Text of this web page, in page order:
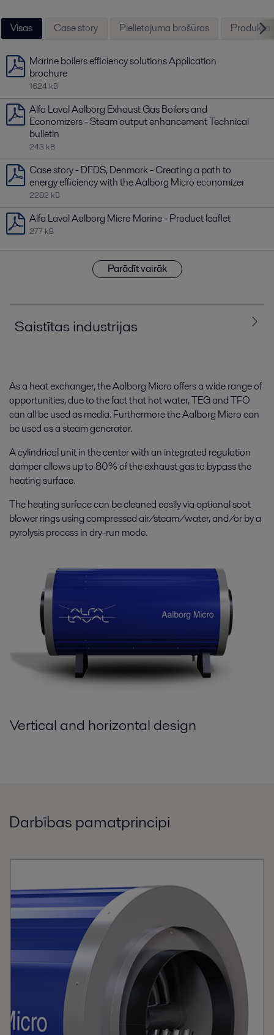
Visas Case story Pielietojuma brošūras Produkta
Marine boilers efficiency solutions Application
brochure
1624 kB
Alfa Laval Aalborg Exhaust Gas Boilers and
Economizers - Steam output enhancement Technical
bulletin
243 kB
Case story - DFDS, Denmark - Creating a path to
energy efficiency with the Aalborg Micro economizer
2282 kB
Alfa Laval Aalborg Micro Marine - Product leaflet
277 kB
Parādīt vairāk
Saistītas industrijas
Iekārtas kuģiem un Pārtika, piena produkti un dzērieni
Alfa Laval plākšņu siltummaiņiem un sistēmām ir liela nozīme
centralizētās siltumapgādes nodrošināšanā.
Iekārtas kuģiem
Neatkarīgi no tā, vai būvējat kuģus vai kuģojat ar tiem, jums ir
nepieciešami risinājumi, kas jūs izvirza priekšā. Alfa Laval sadarbojas ar
jums, lai nodrošinātu efektīvu un uzticamu darbību, atbilstī
As a heat exchanger, the Aalborg Micro offers a wide range of
opportunities, due to the fact that hot water, TEG and TFO
can all be used as media. Furthermore the Aalborg Micro can
be used as a steam generator.
A cylindrical unit in the center with an integrated regulation
damper allows up to 80% of the exhaust gas to bypass the
heating surface.
The heating surface can be cleaned easily via optional soot
blower rings using compressed air/steam/water, and/or by a
pyrolysis process in dry-run mode.
Vertical and horizontal design
Darbības pamatprincipi